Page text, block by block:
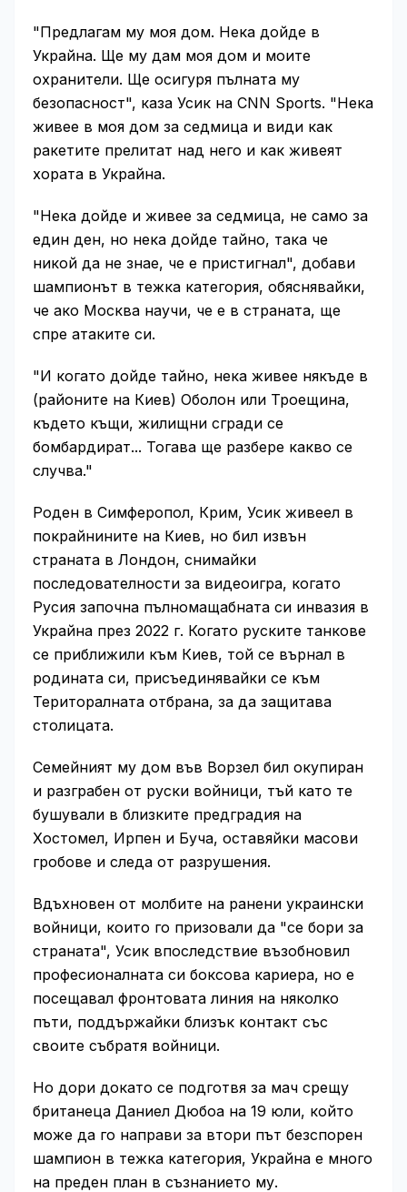
"Предлагам му моя дом. Нека дойде в
Украйна. Ще му дам моя дом и моите
охранители. Ще осигуря пълната му
безопасност", каза Усик на CNN Sports. "Нека
живее в моя дом за седмица и види как
ракетите прелитат над него и как живеят
хората в Украйна.
"Нека дойде и живее за седмица, не само за
един ден, но нека дойде тайно, така че
никой да не знае, че е пристигнал", добави
шампионът в тежка категория, обяснявайки,
че ако Москва научи, че е в страната, ще
спре атаките си.
"И когато дойде тайно, нека живее някъде в
(районите на Киев) Оболон или Троещина,
където къщи, жилищни сгради се
бомбардират... Тогава ще разбере какво се
случва."
Роден в Симферопол, Крим, Усик живеел в
покрайнините на Киев, но бил извън
страната в Лондон, снимайки
последователности за видеоигра, когато
Русия започна пълномащабната си инвазия в
Украйна през 2022 г. Когато руските танкове
се приближили към Киев, той се върнал в
родината си, присъединявайки се към
Територалната отбрана, за да защитава
столицата.
Семейният му дом във Ворзел бил окупиран
и разграбен от руски войници, тъй като те
бушували в близките предградия на
Хостомел, Ирпен и Буча, оставяйки масови
гробове и следа от разрушения.
Вдъхновен от молбите на ранени украински
войници, които го призовали да "се бори за
страната", Усик впоследствие възобновил
професионалната си боксова кариера, но е
посещавал фронтовата линия на няколко
пъти, поддържайки близък контакт със
своите събратя войници.
Но дори докато се подготвя за мач срещу
британеца Даниел Дюбоа на 19 юли, който
може да го направи за втори път безспорен
шампион в тежка категория, Украйна е много
на преден план в съзнанието му.